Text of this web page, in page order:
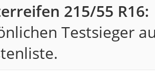
215/55 R16:
Testsieger